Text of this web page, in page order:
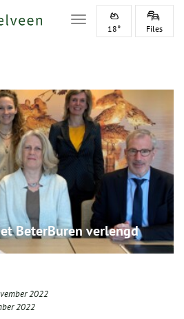
Toggle navigation
18° Files
BeterBuren verlengd
2022
2022